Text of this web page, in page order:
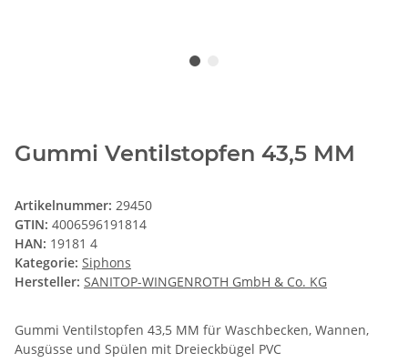
Gummi Ventilstopfen 43,5 MM
Artikelnummer: 29450
GTIN: 4006596191814
HAN: 19181 4
Kategorie: Siphons
Hersteller: SANITOP-WINGENROTH GmbH & Co. KG
Gummi Ventilstopfen 43,5 MM für Waschbecken, Wannen,
Ausgüsse und Spülen mit Dreieckbügel PVC